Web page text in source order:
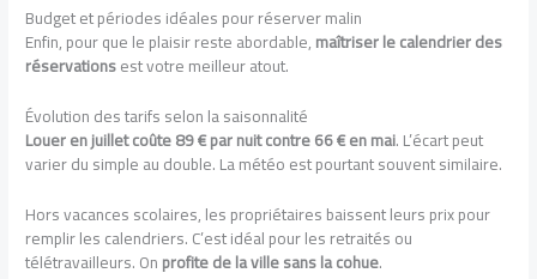
Budget et périodes idéales pour réserver malin
Enfin, pour que le plaisir reste abordable,maîtriser le calendrier des
réservationsest votre meilleur atout.
Évolution des tarifs selon la saisonnalité
Louer en juillet coûte 89 € par nuit contre 66 € en mai. L’écart peut
varier du simple au double. La météo est pourtant souvent similaire.
Hors vacances scolaires, les propriétaires baissent leurs prix pour
remplir les calendriers. C’est idéal pour les retraités ou
télétravailleurs. Onprofite de la ville sans la cohue.